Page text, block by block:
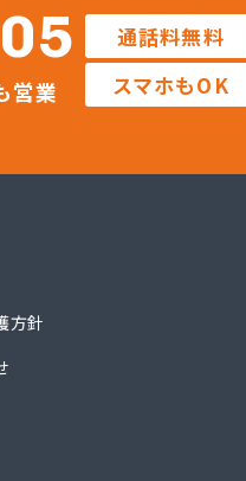
店
業株式会社 長野工場
業株式会社 長野支店
電器瓦斯サービス
素株式会社 長野南営業所
油株式会社 長野支店
社カワネン 本社・ガス事業
営業
通話料無料
スマホもOK
方針